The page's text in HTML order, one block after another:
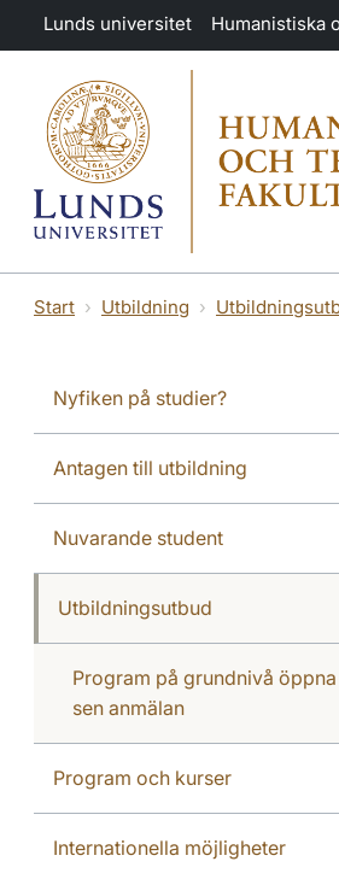
Hoppa till huvudinnehåll
Lunds universitet Humanistiska
Start Utbildning
Nyfiken på studier?
Antagen till utbildning
Nuvarande student
Utbildningsutbud
Program på grundnivå
sen anmälan
Program och kurser
Internationella möjligheter